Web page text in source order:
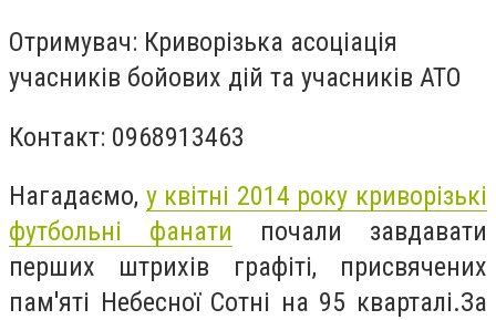
Отримувач: Криворізька асоціація
учасників бойових дій та учасників АТО
Контакт: 0968913463
Нагадаємо, у квітні 2014 року криворізькі
футбольні фанати почали завдавати
перших штрихів графіті, присвячених
пам'яті Небесної Сотні на 95 кварталі.За